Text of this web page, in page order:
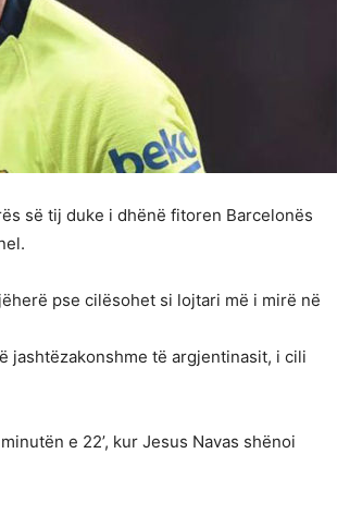
së tij duke i dhënë fitoren Barcelonës
pse cilësohet si lojtari më i mirë në
jashtëzakonshme të argjentinasit, i cili
e 22’, kur Jesus Navas shënoi